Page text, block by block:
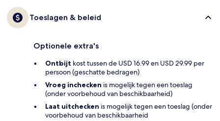
Toeslagen & beleid
Optionele extra's
Ontbijt kost tussen de USD 16.99 en USD 29.99 per
persoon (geschatte bedragen)
Vroeg inchecken is mogelijk tegen een toeslag
(onder voorbehoud van beschikbaarheid)
Laat uitchecken is mogelijk tegen een toeslag (onder
voorbehoud van beschikbaarheid